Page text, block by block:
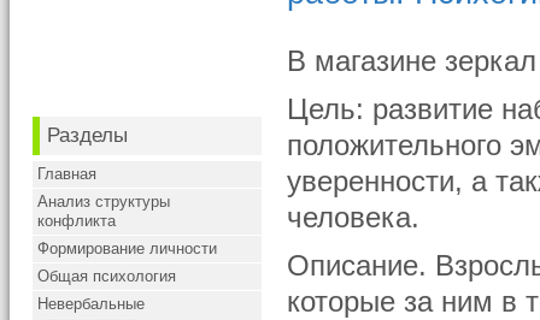
Разделы
Главная
Анализ структуры
конфликта
Формирование личности
Общая психология
Невербальные
В магазине зеркал
Цель: развитие
положительного
уверенности, а
человека.
Описание.
которые за ним в